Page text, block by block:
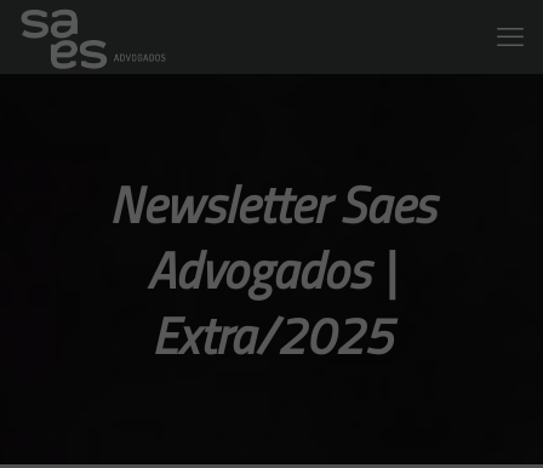
Newsletter Saes
Advogados |
Extra/2025